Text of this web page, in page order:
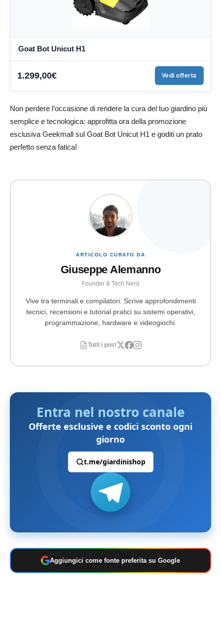
Goat Bot Unicut H1
1.299,00€ Vedi offerta
Non perdere l’occasione di rendere la cura del tuo giardino più
semplice e tecnologica: approfitta ora della promozione
esclusiva Geekmall sul Goat Bot Unicut H1 e goditi un prato
perfetto senza fatica!
ARTICOLO CURATO DA
Giuseppe Alemanno
Founder & Tech Nerd
Vive tra terminali e compilatori. Scrive approfondimenti
tecnici, recensioni e tutorial pratici su sistemi operativi,
programmazione, hardware e videogiochi.
Tutti i post
Entra nel nostro canale
Offerte esclusive e codici sconto ogni
giorno
t.me/giardinishop
Aggiungici come fonte preferita su Google